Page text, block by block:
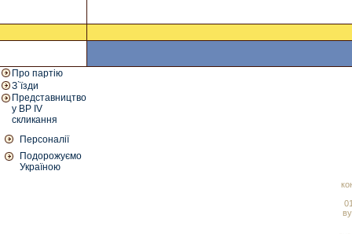
Про партію
З`їзди
Представництво
у ВР IV
скликання
Персоналії
Подорожуємо
Україною